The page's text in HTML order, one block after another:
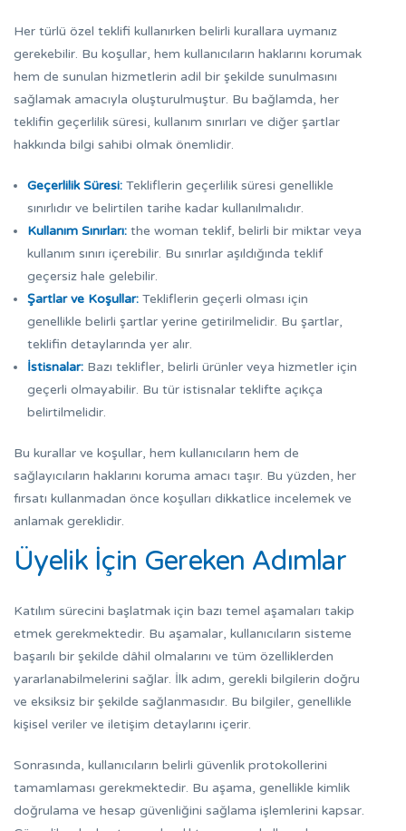
Her türlü özel teklifi kullanırken belirli kurallara uymanız
gerekebilir. Bu koşullar, hem kullanıcıların haklarını korumak
hem de sunulan hizmetlerin adil bir şekilde sunulmasını
sağlamak amacıyla oluşturulmuştur. Bu bağlamda, her
teklifin geçerlilik süresi, kullanım sınırları ve diğer şartlar
hakkında bilgi sahibi olmak önemlidir.
Geçerlilik Süresi: Tekliflerin geçerlilik süresi genellikle
sınırlıdır ve belirtilen tarihe kadar kullanılmalıdır.
Kullanım Sınırları: the woman teklif, belirli bir miktar veya
kullanım sınırı içerebilir. Bu sınırlar aşıldığında teklif
geçersiz hale gelebilir.
Şartlar ve Koşullar: Tekliflerin geçerli olması için
genellikle belirli şartlar yerine getirilmelidir. Bu şartlar,
teklifin detaylarında yer alır.
İstisnalar: Bazı teklifler, belirli ürünler veya hizmetler için
geçerli olmayabilir. Bu tür istisnalar teklifte açıkça
belirtilmelidir.
Bu kurallar ve koşullar, hem kullanıcıların hem de
sağlayıcıların haklarını koruma amacı taşır. Bu yüzden, her
fırsatı kullanmadan önce koşulları dikkatlice incelemek ve
anlamak gereklidir.
Üyelik İçin Gereken Adımlar
Katılım sürecini başlatmak için bazı temel aşamaları takip
etmek gerekmektedir. Bu aşamalar, kullanıcıların sisteme
başarılı bir şekilde dâhil olmalarını ve tüm özelliklerden
yararlanabilmelerini sağlar. İlk adım, gerekli bilgilerin doğru
ve eksiksiz bir şekilde sağlanmasıdır. Bu bilgiler, genellikle
kişisel veriler ve iletişim detaylarını içerir.
Sonrasında, kullanıcıların belirli güvenlik protokollerini
tamamlaması gerekmektedir. Bu aşama, genellikle kimlik
doğrulama ve hesap güvenliğini sağlama işlemlerini kapsar.